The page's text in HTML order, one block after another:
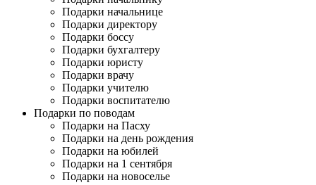
Подарки начальнице
Подарки директору
Подарки боссу
Подарки бухгалтеру
Подарки юристу
Подарки врачу
Подарки учителю
Подарки воспитателю
Подарки по поводам
Подарки на Пасху
Подарки на день рождения
Подарки на юбилей
Подарки на 1 сентября
Подарки на новоселье